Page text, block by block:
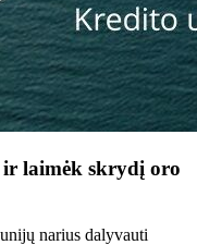
laimėk skrydį oro
narius dalyvauti